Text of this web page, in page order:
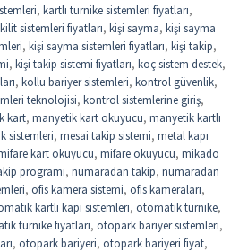
, kartlı turnike sistemleri fiyatları,
kilit sistemleri fiyatları, kişi sayma, kişi sayma
, kişi sayma sistemleri fiyatları, kişi takip,
, kişi takip sistemi fiyatları, koç sistem destek,
, kollu bariyer sistemleri, kontrol güvenlik,
teknolojisi, kontrol sistemlerine giriş,
kart, manyetik kart okuyucu, manyetik kartlı
sistemleri, mesai takip sistemi, metal kapı
kart okuyucu, mifare okuyucu, mikado
programı, numaradan takip, numaradan
, ofis kamera sistemi, ofis kameraları,
kartlı kapı sistemleri, otomatik turnike,
turnike fiyatları, otopark bariyer sistemleri,
, otopark bariyeri, otopark bariyeri fiyat,